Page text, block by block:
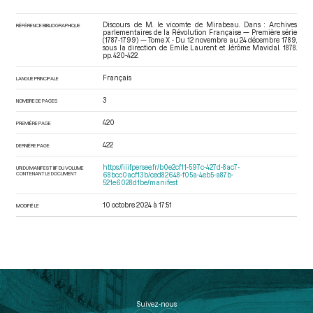
RÉFÉRENCE BIBLIOGRAPHIQUE
Discours de M. le vicomte de Mirabeau. Dans : Archives
parlementaires de la Révolution Française — Première série
(1787-1799) — Tome X - Du 12 novembre au 24 décembre 1789
sous la direction de Emile Laurent et Jérôme Mavidal. 1878.
pp. 420-422.
LANGUE PRINCIPALE Français
NOMBRE DE PAGES 3
PREMIÈRE PAGE 420
DERNIÈRE PAGE 422
URI DU MANIFEST IIIF DU VOLUME
CONTENANT LE DOCUMENT
https://iiif.persee.fr/b0e2cf11-597c-427d-8ac7-
68bcc0acf13b/ced82648-f05a-4eb5-a87b-
521e6028d1be/manifest
MODIFIÉ LE 10 octobre 2024 à 17:51
Suivez-nous